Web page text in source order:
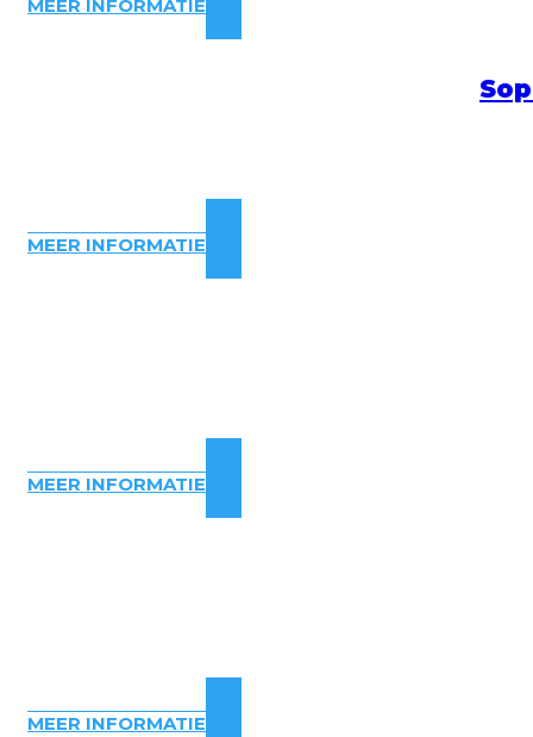
MEER INFORMATIE
MEER INFORMATIE
MEER INFORMATIE
MEER INFORMATIE